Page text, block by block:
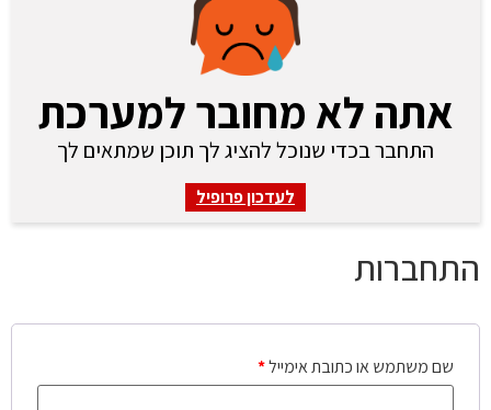
אתה לא מחובר למערכת
התחבר בכדי שנוכל להציג לך תוכן שמתאים לך
לעדכון פרופיל
התחברות
שם משתמש או כתובת אימייל*